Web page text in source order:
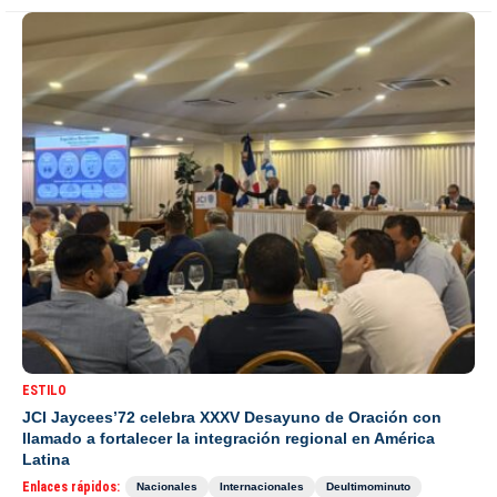
ESTILO
JCI Jaycees’72 celebra XXXV Desayuno de Oración con
llamado a fortalecer la integración regional en América
Latina
Enlaces rápidos: Nacionales Internacionales
Deultimominuto